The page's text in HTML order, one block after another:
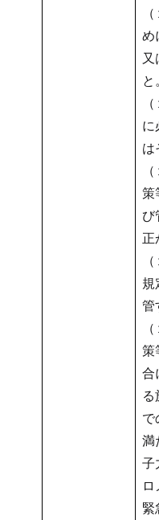
め
と。
に
は
策
び
正
規
管
策
合
で
満
子
緊